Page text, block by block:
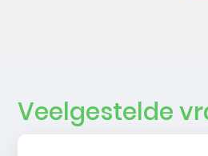
Veelgestelde